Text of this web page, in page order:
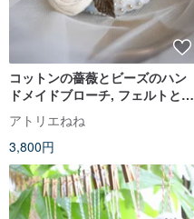
コットンの薔薇とビーズのハン
ドメイドブローチ, フェルトとス
パンコール
アトリエねね
3,800円